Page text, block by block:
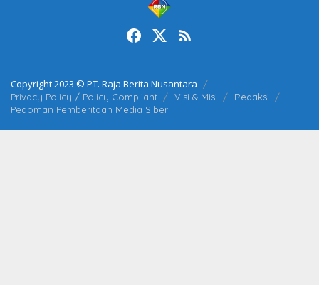
Copyright 2023 © PT. Raja Berita Nusantara
Privacy Policy / Policy Compliant Visi & Misi
Redaksi
Pedoman Pemberitaan Media Siber